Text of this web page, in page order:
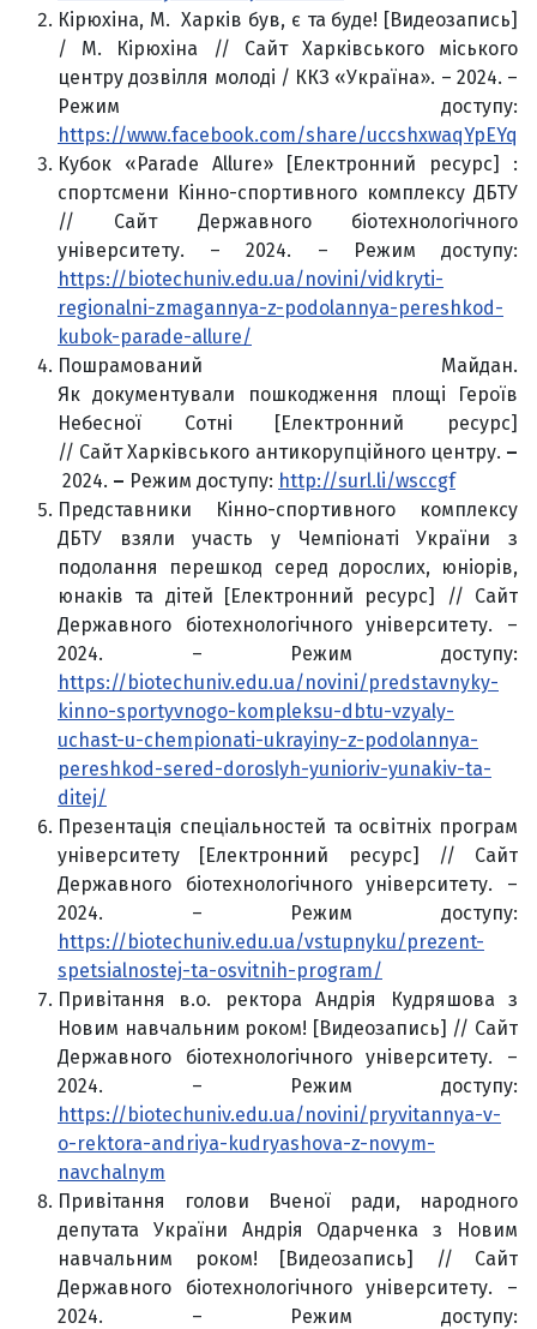
Кірюхіна, М. Харків був, є та буде! [Видеозапись]
/ М. Кірюхіна // Сайт Харківського міського
центру дозвілля молоді / ККЗ «Україна». – 2024. –
Режим доступу:
https://www.facebook.com/share/
Кубок «Parade Allure» [Електронний ресурс] :
спортсмени Кінно-спортивного комплексу ДБТУ
// Сайт Державного біотехнологічного
університету. – 2024. – Режим доступу:
https://biotechuniv.edu.ua/novini/vidkryti-
regionalni-zmagannya-z-podolannya-pereshkod-
kubok-parade-allure/
Пошрамований Майдан.
Як документували пошкодження площі Героїв
Небесної Сотні [Електронний ресурс]
// Сайт Харківського антикорупційного центру. –
2024. – Режим доступу: http://surl.li/wsccgf
Представники Кінно-спортивного комплексу
ДБТУ взяли участь у Чемпіонаті України з
подолання перешкод серед дорослих, юніорів,
юнаків та дітей [Електронний ресурс] // Сайт
Державного біотехнологічного університету. –
2024. – Режим доступу:
https://biotechuniv.edu.ua/novini/predstavnyky-
kinno-sportyvnogo-kompleksu-dbtu-vzyaly-
uchast-u-chempionati-ukrayiny-z-podolannya-
pereshkod-sered-doroslyh-yunioriv-yunakiv-ta-
ditej/
Презентація спеціальностей та освітніх програм
університету [Електронний ресурс] // Сайт
Державного біотехнологічного університету. –
2024. – Режим доступу:
https://biotechuniv.edu.ua/vstupnyku/prezent-
spetsialnostej-ta-osvitnih-program/
Привітання в.о. ректора Андрія Кудряшова з
Новим навчальним роком! [Видеозапись] // Сайт
Державного біотехнологічного університету. –
2024. – Режим доступу:
https://biotechuniv.edu.ua/novini/pryvitannya-v-
o-rektora-andriya-kudryashova-z-novym-
navchalnym
Привітання голови Вченої ради, народного
депутата України Андрія Одарченка з Новим
навчальним роком! [Видеозапись] // Сайт
Державного біотехнологічного університету. –
2024. – Режим доступу: